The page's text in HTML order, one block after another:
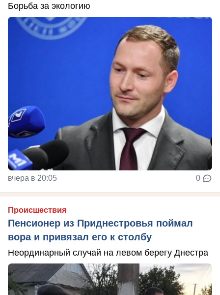
Борьба за экологию
вчера в 20:05 0
Происшествия
Пенсионер из Приднестровья поймал
вора и привязал его к столбу
Неординарный случай на левом берегу Днестра